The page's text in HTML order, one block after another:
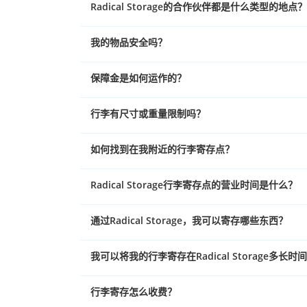
Radical Storage的合作伙伴都是什么类型的地点？
我的物品安全吗？
保障金是如何运作的？
行李有尺寸或重量限制吗？
如何找到在我附近的行李寄存点？
Radical Storage行李寄存点的营业时间是什么？
通过Radical Storage，我可以寄存哪些东西？
我可以将我的行李寄存在Radical Storage多长时
行李寄存怎么收费？